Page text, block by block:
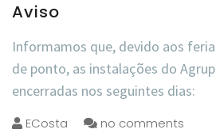
Aviso
Informamos que, devido aos
de ponto, as instalações do
encerradas nos seguintes dias:
ECosta no comments